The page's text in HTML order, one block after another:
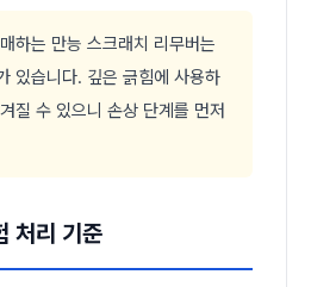
하는 만능 스크래치 리무버는
있습니다. 깊은 긁힘에 사용하
질 수 있으니 손상 단계를 먼저
처리 기준